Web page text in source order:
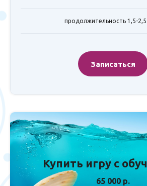
продолжительность 1,5-2,5
Записаться
Купить игру с
65 000 р.